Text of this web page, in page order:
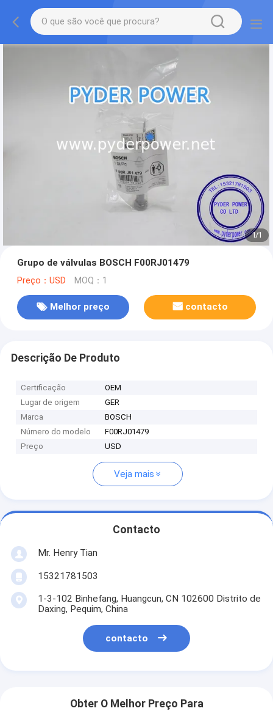
1/1
Grupo de válvulas BOSCH F00RJ01479
Preço：USD MOQ：1
Melhor preço contacto
Descrição De Produto
Certificação
OEM
Lugar de origem
GER
Marca
BOSCH
Número do modelo
F00RJ01479
Preço
USD
Veja mais
Contacto
Mr. Henry Tian
15321781503
1-3-102 Binhefang, Huangcun, CN 102600 Distrito de
Daxing, Pequim, China
contacto
Obter O Melhor Preço Para